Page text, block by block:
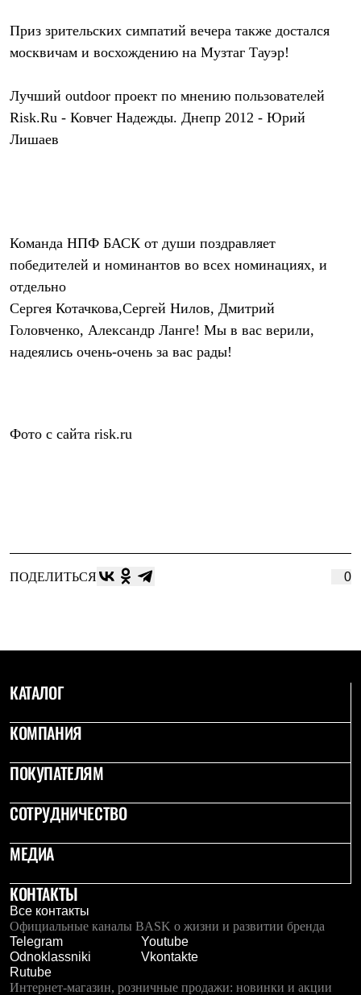
Легкое термобелье
Флисовая одежда
Детская одежда
Комбинезоны
Куртки
Футболки
Толстовки
Софтшелл одежда
Куртки
Флисовая одежда
Куртки
Брюки
Снаряжение
Альпинистские
Аксессуары для рюкзаков
Баулы
Сумки
Гермомешки
Книги
Еда
Обувь
Женская обувь
Сапоги
Ботинки
Ботинки
Кроссовки
Сапоги
Гамаши и бахилы
Гамаши
Бахилы
Тапочки и чуни
Приз зрительских симпатий вечера также достался
москвичам и восхождению на Музтаг Тауэр!
Лучший outdoor проект по мнению пользователей
Risk.Ru - Ковчег Надежды. Днепр 2012 - Юрий
Лишаев
Команда НПФ БАСК от души поздравляет
победителей и номинантов во всех номинациях, и
отдельно
Сергея Котачкова,Сергей Нилов, Дмитрий
Головченко, Александр Ланге! Мы в вас верили,
надеялись очень-очень за вас рады!
Фото с сайта risk.ru
ПОДЕЛИТЬСЯ 0
КАТАЛОГ
КОМПАНИЯ
ПОКУПАТЕЛЯМ
СОТРУДНИЧЕСТВО
МЕДИА
КОНТАКТЫ
Все контакты
Официальные каналы BASK о жизни и развитии бренда
Telegram
Youtube
Odnoklassniki
Vkontakte
Rutube
Интернет-магазин, розничные продажи: новинки и акции